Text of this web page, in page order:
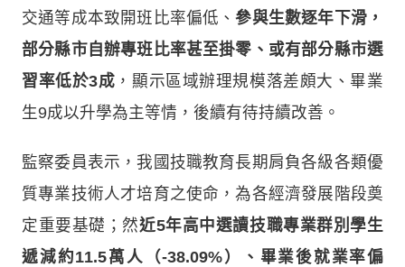
交通等成本致開班比率偏低、參與生數逐年下滑，
部分縣市自辦專班比率甚至掛零、或有部分縣市選
習率低於3成 ，顯示區域辦理規模落差頗大、畢業
生9成以升學為主等情，後續有待持續改善。
監察委員表示，我國技職教育長期肩負各級各類優
質專業技術人才培育之使命，為各經濟發展階段奠
定重要基礎；然近5年高中選讀技職專業群別學生
遞減約11.5萬人（-38.09%）、畢業後就業率偏